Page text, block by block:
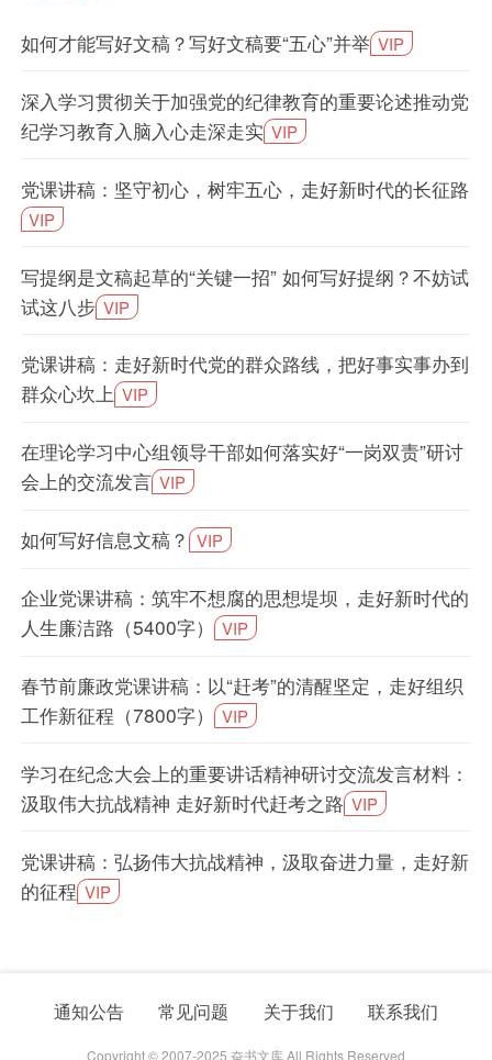
如何才能写好文稿？写好文稿要“五心”并举 VIP
深入学习贯彻关于加强党的纪律教育的重要论述推动党
纪学习教育入脑入心走深走实 VIP
党课讲稿：坚守初心，树牢五心，走好新时代的长征路
VIP
写提纲是文稿起草的“关键一招” 如何写好提纲？不妨试
试这八步 VIP
党课讲稿：走好新时代党的群众路线，把好事实事办到
群众心坎上 VIP
在理论学习中心组领导干部如何落实好“一岗双责”研讨
会上的交流发言 VIP
如何写好信息文稿？ VIP
企业党课讲稿：筑牢不想腐的思想堤坝，走好新时代的
人生廉洁路（5400字）
VIP
春节前廉政党课讲稿：以“赶考”的清醒坚定，走好组织
工作新征程（7800字）
VIP
学习在纪念大会上的重要讲话精神研讨交流发言材料：
汲取伟大抗战精神 走好新时代赶考之路 VIP
党课讲稿：弘扬伟大抗战精神，汲取奋进力量，走好新
的征程 VIP
通知公告 常见问题 关于我们 联系我们
Copyright © 2007-2025 奋书文库 All Rights Reserved